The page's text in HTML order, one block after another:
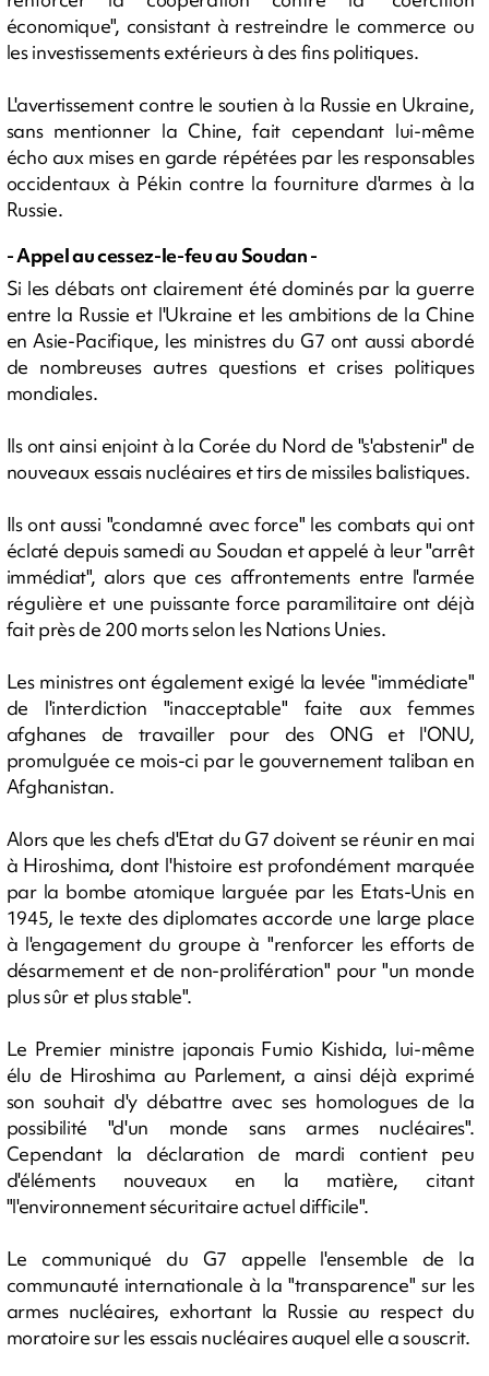
économique", consistant à restreindre le commerce ou
les investissements extérieurs à des fins politiques.
L'avertissement contre le soutien à la Russie en Ukraine,
sans mentionner la Chine, fait cependant lui-même
écho aux mises en garde répétées par les responsables
occidentaux à Pékin contre la fourniture d'armes à la
Russie.
- Appel au cessez-le-feu au Soudan -
Si les débats ont clairement été dominés par la guerre
entre la Russie et l'Ukraine et les ambitions de la Chine
en Asie-Pacifique, les ministres du G7 ont aussi abordé
de nombreuses autres questions et crises politiques
mondiales.
Ils ont ainsi enjoint à la Corée du Nord de "s'abstenir" de
nouveaux essais nucléaires et tirs de missiles balistiques.
Ils ont aussi "condamné avec force" les combats qui ont
éclaté depuis samedi au Soudan et appelé à leur "arrêt
immédiat", alors que ces affrontements entre l'armée
régulière et une puissante force paramilitaire ont déjà
fait près de 200 morts selon les Nations Unies.
Les ministres ont également exigé la levée "immédiate"
de l'interdiction "inacceptable" faite aux femmes
afghanes de travailler pour des ONG et l'ONU,
promulguée ce mois-ci par le gouvernement taliban en
Afghanistan.
Alors que les chefs d'Etat du G7 doivent se réunir en mai
à Hiroshima, dont l'histoire est profondément marquée
par la bombe atomique larguée par les Etats-Unis en
1945, le texte des diplomates accorde une large place
à l'engagement du groupe à "renforcer les efforts de
désarmement et de non-prolifération" pour "un monde
plus sûr et plus stable".
Le Premier ministre japonais Fumio Kishida, lui-même
élu de Hiroshima au Parlement, a ainsi déjà exprimé
son souhait d'y débattre avec ses homologues de la
possibilité "d'un monde sans armes nucléaires".
Cependant la déclaration de mardi contient peu
d'éléments nouveaux en la matière, citant
"l'environnement sécuritaire actuel difficile".
Le communiqué du G7 appelle l'ensemble de la
communauté internationale à la "transparence" sur les
armes nucléaires, exhortant la Russie au respect du
moratoire sur les essais nucléaires auquel elle a souscrit.